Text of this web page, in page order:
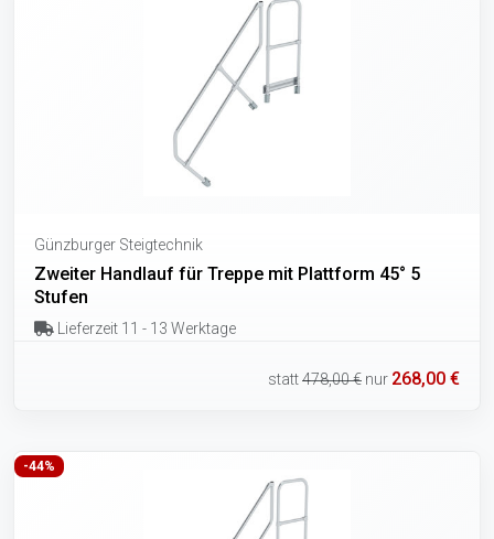
Günzburger Steigtechnik
Zweiter Handlauf für Treppe mit Plattform 45° 5
Stufen
Lieferzeit 11 - 13 Werktage
statt478,00 € nur 268,00 €
-44%